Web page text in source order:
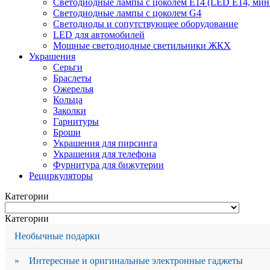
Светодиодные лампы с цоколем G4
Светодиоды и сопутствующее оборудование
LED для автомобилей
Мощные светодиодные светильники ЖКХ
Украшения
Серьги
Браслеты
Ожерелья
Кольца
Заколки
Гарнитуры
Броши
Украшения для пирсинга
Украшения для телефона
Фурнитура для бижутерии
Рециркуляторы
Категории
Категории
Необычные подарки
» Интересные и оригинальные электронные гаджеты